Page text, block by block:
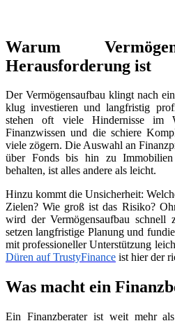
Warum
Herausforderung ist
Der Vermögensaufbau klingt nach
klug investieren und langfristig
stehen oft viele Hindernisse im
Finanzwissen und die schiere
viele zögern. Die Auswahl an
über Fonds bis hin zu
behalten, ist alles andere als leicht.
Hinzu kommt die Unsicherheit:
Zielen? Wie groß ist das Risiko?
wird der Vermögensaufbau schnell
setzen langfristige Planung und
mit professioneller Unterstützung
Düren auf TrustyFinance ist hier der
Was macht ein
Ein Finanzberater ist weit mehr